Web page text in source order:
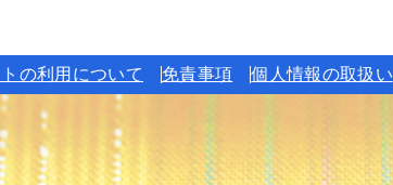
の利用について 免責事項 個人情報の取扱い